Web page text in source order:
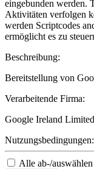
eingebunden werden.
Aktivitäten verfolgen
werden Scriptcodes
ermöglicht es zu
Beschreibung:
Bereitstellung von
Verarbeitende Firma:
Google Ireland Limited
Nutzungsbedingungen:
Alle ab-/auswählen